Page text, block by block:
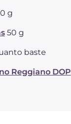
g
50 g
baste
Reggiano DOP